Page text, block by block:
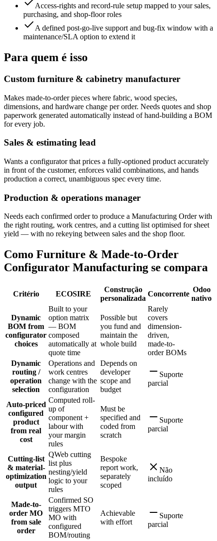
Access-rights and record-rule setup mapped to your sales,
purchasing, and shop-floor roles
A defined post-go-live support and bug-fix window with a
maintenance/SLA option to extend it
Para quem é isso
Custom furniture & cabinetry manufacturer
Makes made-to-order pieces where fabric, wood species,
dimensions, and hardware change per order. Needs quotes and shop
paperwork generated automatically instead of hand-building a BOM
for every job.
Sales & estimating lead
Wants a configurator that prices a fully-optioned product accurately
in front of the customer, enforces valid combinations, and hands
production a correct, unambiguous spec every time.
Production & operations manager
Needs each confirmed order to produce a Manufacturing Order with
the right routing, work centres, and a cutting list optimised for sheet
yield — with no rekeying between sales and the shop floor.
Como Furniture & Made-to-Order
Configurator Manufacturing se compara
Critério ECOSIRE
Construção
personalizada
Concorrente
Odoo
nativo
Dynamic
BOM from
configurator
choices
Built to your
option matrix
— BOM
composed
automatically at
quote time
Possible but
you fund and
maintain the
whole build
Rarely
covers
dimension-
driven,
made-to-
order BOMs
Dynamic
routing /
operation
selection
Operations and
work centres
change with the
configuration
Depends on
developer
scope and
budget
Suporte
parcial
Auto-priced
configured
product
from real
cost
Computed roll-
up of
component +
labour with
your margin
rules
Must be
specified and
coded from
scratch
Suporte
parcial
Cutting-list
& material-
optimization
output
QWeb cutting
list plus
nesting/yield
logic to your
rules
Bespoke
report work,
separately
scoped
Não
incluído
Made-to-
order MO
from sale
order
Confirmed SO
triggers MTO
MO with
configured
BOM/routing
Achievable
with effort
Suporte
parcial